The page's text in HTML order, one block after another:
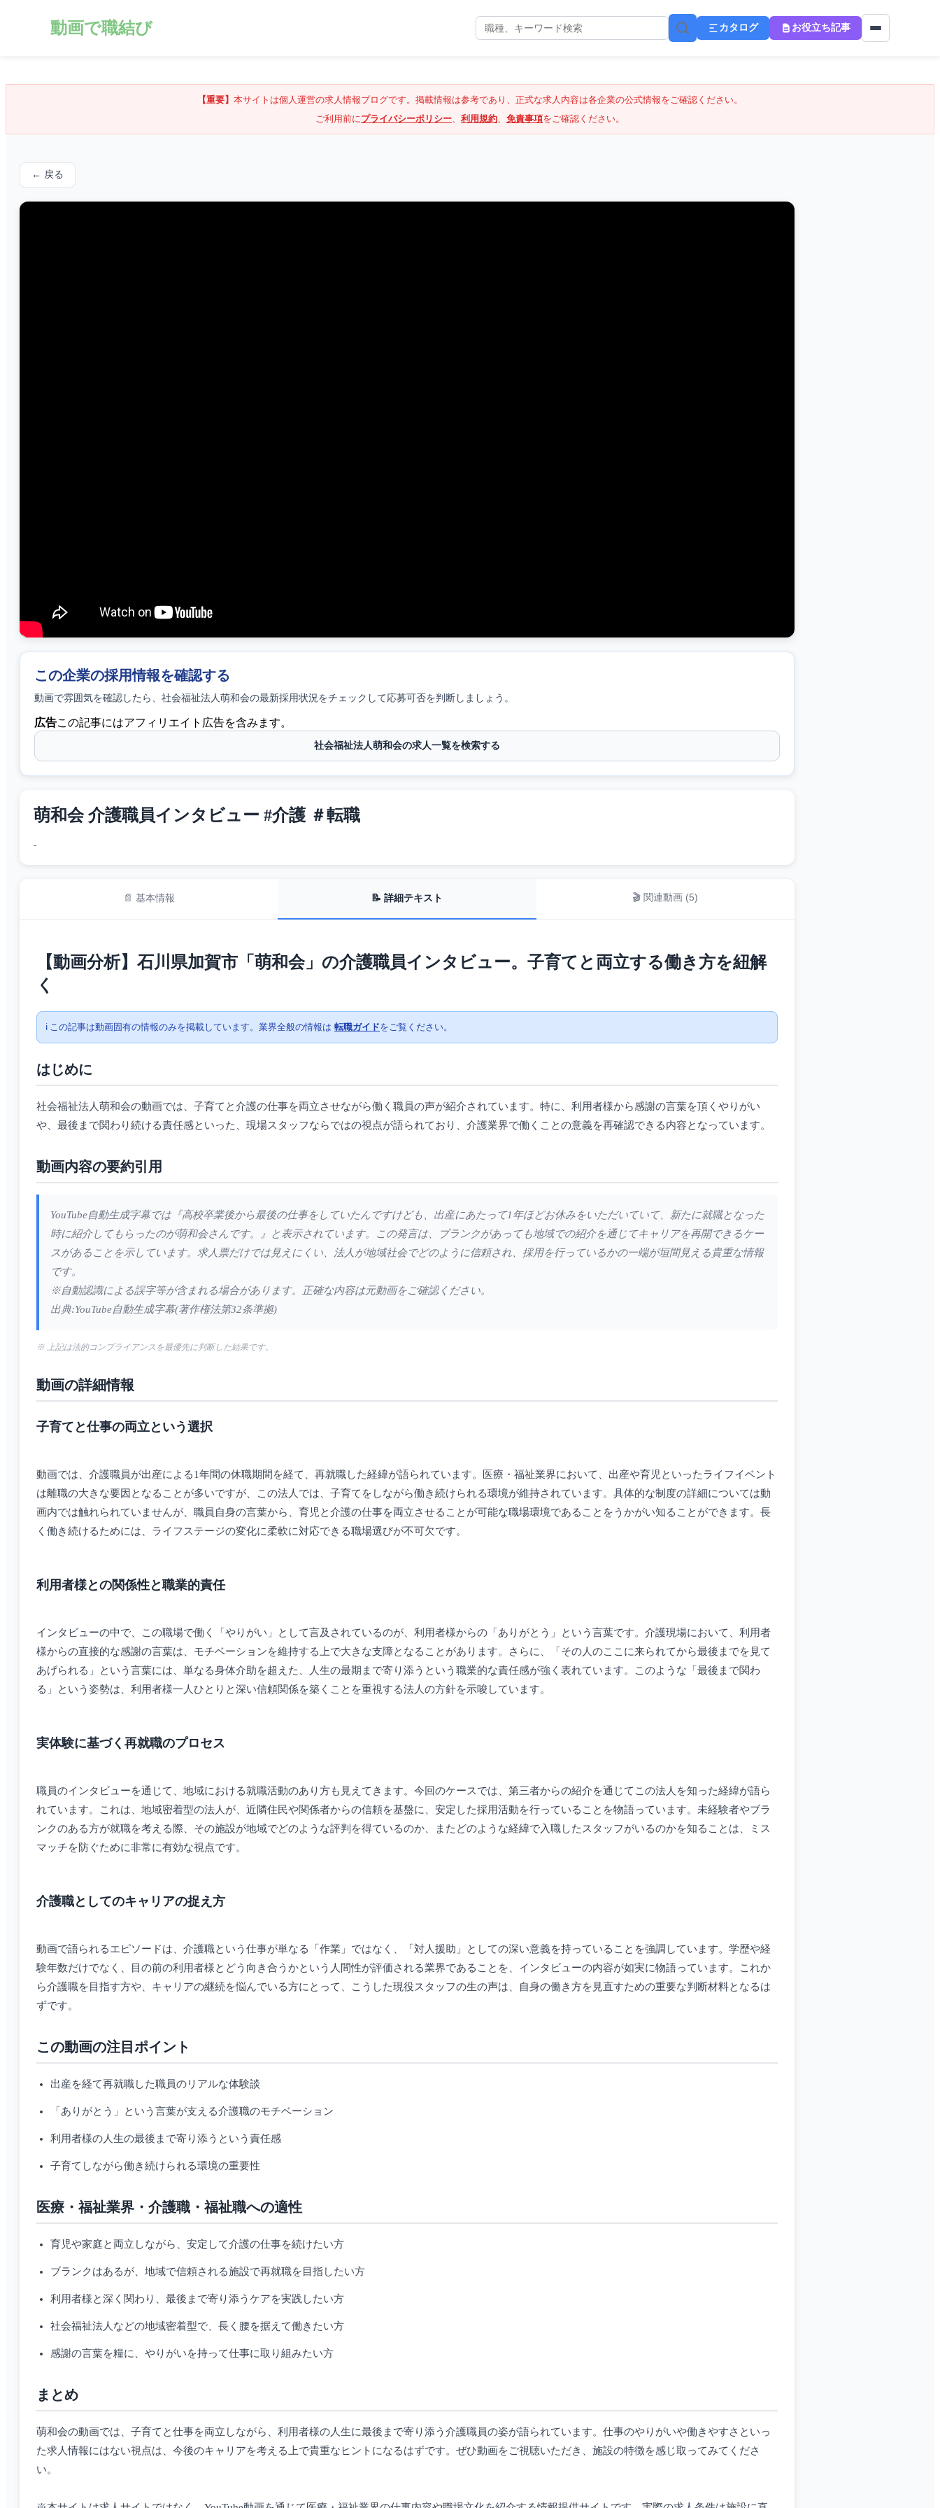
動画で職結び カタログ お役立ち記事
【重要】 本サイトは個人運営の求人情報ブログです。掲載情報は参考であり、正式な求人内容は各企業の公式情報をご確認ください。
ご利用前にプライバシーポリシー、 利用規約、 免責事項をご確認ください。
← 戻る
この企業の採用情報を確認する
動画で雰囲気を確認したら、 社会福祉法人萌和会の最新採用状況をチェックして応募可否を判断しましょう。
広告この記事にはアフィリエイト広告を含みます。
社会福祉法人萌和会の求人一覧を検索する
萌和会 介護職員インタビュー #介護 ＃転職
-
📄 基本情報 📝 詳細テキスト 🎬 関連動画 (5)
【動画分析】石川県加賀市「萌和会」の介護職員インタビュー。子育てと両立する働き方を紐解
く
ℹ️ この記事は動画固有の情報のみを掲載しています。業界全般の情報は 転職ガイドをご覧ください。
はじめに
社会福祉法人萌和会の動画では、子育てと介護の仕事を両立させながら働く職員の声が紹介されています。特に、利用者様から感謝の言葉を頂くやりがい
や、最後まで関わり続ける責任感といった、現場スタッフならではの視点が語られており、介護業界で働くことの意義を再確認できる内容となっています。
動画内容の要約引用
YouTube自動生成字幕では『高校卒業後から最後の仕事をしていたんですけども、出産にあたって1年ほどお休みをいただいていて、新たに就職となった
時に紹介してもらったのが萌和会さんです。』と表示されています。この発言は、ブランクがあっても地域での紹介を通じてキャリアを再開できるケー
スがあることを示しています。求人票だけでは見えにくい、法人が地域社会でどのように信頼され、採用を行っているかの一端が垣間見える貴重な情報
です。
※自動認識による誤字等が含まれる場合があります。正確な内容は元動画をご確認ください。
出典:YouTube自動生成字幕(著作権法第32条準拠)
※ 上記は法的コンプライアンスを最優先に判断した結果です。
動画の詳細情報
子育てと仕事の両立という選択
動画では、介護職員が出産による1年間の休職期間を経て、再就職した経緯が語られています。医療・福祉業界において、出産や育児といったライフイベント
は離職の大きな要因となることが多いですが、この法人では、子育てをしながら働き続けられる環境が維持されています。具体的な制度の詳細については動
画内では触れられていませんが、職員自身の言葉から、育児と介護の仕事を両立させることが可能な職場環境であることをうかがい知ることができます。長
く働き続けるためには、ライフステージの変化に柔軟に対応できる職場選びが不可欠です。
利用者様との関係性と職業的責任
インタビューの中で、この職場で働く「やりがい」として言及されているのが、利用者様からの「ありがとう」という言葉です。介護現場において、利用者
様からの直接的な感謝の言葉は、モチベーションを維持する上で大きな支障となることがあります。さらに、「その人のここに来られてから最後までを見て
あげられる」という言葉には、単なる身体介助を超えた、人生の最期まで寄り添うという職業的な責任感が強く表れています。このような「最後まで関わ
る」という姿勢は、利用者様一人ひとりと深い信頼関係を築くことを重視する法人の方針を示唆しています。
実体験に基づく再就職のプロセス
職員のインタビューを通じて、地域における就職活動のあり方も見えてきます。今回のケースでは、第三者からの紹介を通じてこの法人を知った経緯が語ら
れています。これは、地域密着型の法人が、近隣住民や関係者からの信頼を基盤に、安定した採用活動を行っていることを物語っています。未経験者やブラ
ンクのある方が就職を考える際、その施設が地域でどのような評判を得ているのか、またどのような経緯で入職したスタッフがいるのかを知ることは、ミス
マッチを防ぐために非常に有効な視点です。
介護職としてのキャリアの捉え方
動画で語られるエピソードは、介護職という仕事が単なる「作業」ではなく、「対人援助」としての深い意義を持っていることを強調しています。学歴や経
験年数だけでなく、目の前の利用者様とどう向き合うかという人間性が評価される業界であることを、インタビューの内容が如実に物語っています。これか
ら介護職を目指す方や、キャリアの継続を悩んでいる方にとって、こうした現役スタッフの生の声は、自身の働き方を見直すための重要な判断材料となるは
ずです。
この動画の注目ポイント
出産を経て再就職した職員のリアルな体験談
「ありがとう」という言葉が支える介護職のモチベーション
利用者様の人生の最後まで寄り添うという責任感
子育てしながら働き続けられる環境の重要性
医療・福祉業界・介護職・福祉職への適性
育児や家庭と両立しながら、安定して介護の仕事を続けたい方
ブランクはあるが、地域で信頼される施設で再就職を目指したい方
利用者様と深く関わり、最後まで寄り添うケアを実践したい方
社会福祉法人などの地域密着型で、長く腰を据えて働きたい方
感謝の言葉を糧に、やりがいを持って仕事に取り組みたい方
まとめ
萌和会の動画では、子育てと仕事を両立しながら、利用者様の人生に最後まで寄り添う介護職員の姿が語られています。仕事のやりがいや働きやすさといっ
た求人情報にはない視点は、今後のキャリアを考える上で貴重なヒントになるはずです。ぜひ動画をご視聴いただき、施設の特徴を感じ取ってみてくださ
い。